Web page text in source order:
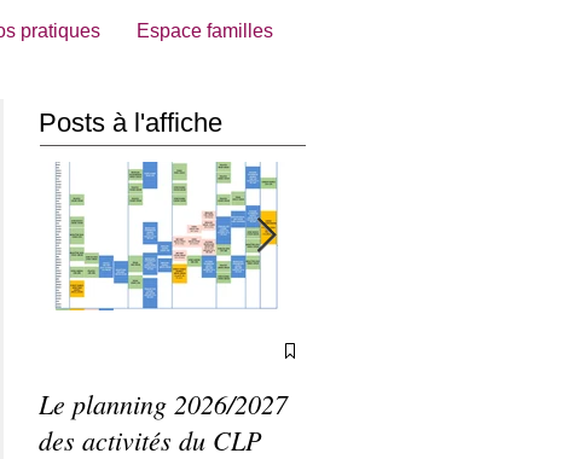
pratiques Espace familles
Posts à l'affiche
Le planning 2026/2027
des activités du CLP